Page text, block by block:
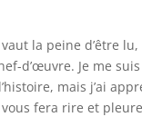
la peine d’être lu,
d’œuvre. Je me
mais j’ai
fera rire et